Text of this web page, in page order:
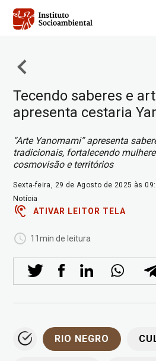
Pular
para
principal
Tecendo saberes e
apresenta cestaria
“Arte Yanomami” apresenta
tradicionais, fortalecendo
cosmovisão e territórios
Sexta-feira, 29 de Agosto de 2025 às
Notícia
ATIVAR LEITOR TELA
11min de leitura
RIO NEGRO